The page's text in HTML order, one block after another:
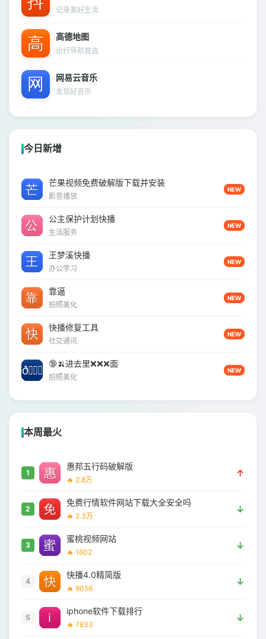
记录美好生活
高德地图
出行导航首选
网易云音乐
发现好音乐
今日新增
芒果视频免费破解版下载并安装
影音播放
NEW
公主保护计划快播
生活服务
NEW
王梦溪快播
办公学习
NEW
靠逼
拍照美化
NEW
快播修复工具
社交通讯
NEW
🔞🍌进去里❌❌❌面
拍照美化
NEW
本周最火
1
惠邦五行码破解版
🔥 2.8万
↑
2
免费行情软件网站下载大全安全吗
🔥 2.3万
↓
3
蜜桃视频网站
🔥 1602
↓
4
快播4.0精简版
🔥 9056
↓
5
iphone软件下载排行
🔥 7833
↓